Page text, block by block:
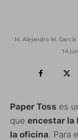
M. Alejandro W.
14
Paper Toss es
que encestar la
la oficina. Para